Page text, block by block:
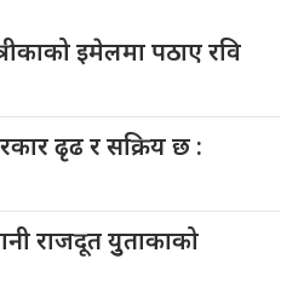
इमेलमा पठाए रवि
ढृढ र सक्रिय छ :
राजदूत युुताकाको